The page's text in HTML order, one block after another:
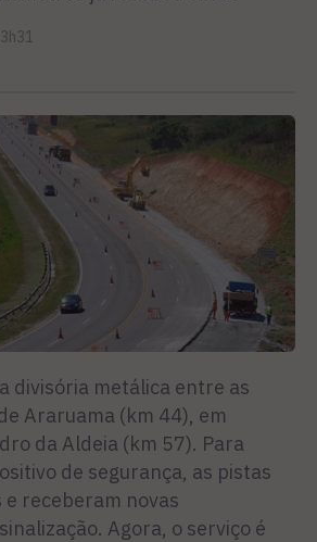
divisória metálica entre as
Araruama (km 44), em
da Aldeia (km 57). Para
de segurança, as pistas
receberam novas
Agora, o serviço é